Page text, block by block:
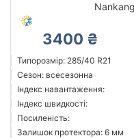
3400 ₴
Типорозмір: 285/40 R21
Сезон: всесезонна
Індекс навантаження:
Індекс швидкості:
Посиленість:
Залишок протектора: 6 мм